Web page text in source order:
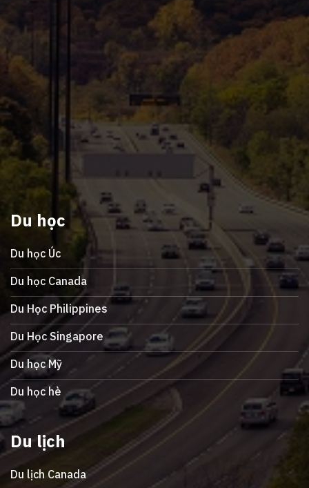
Du học
Du học Úc
Du học Canada
Du Học Philippines
Du Học Singapore
Du học Mỹ
Du học hè
Du lịch
Du lịch Canada